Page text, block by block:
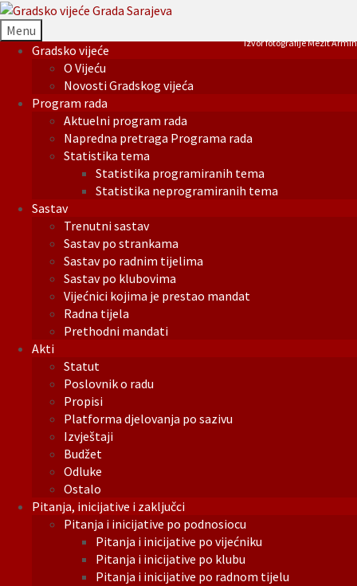
Menu
Gradsko vijeće
O Vijeću
Novosti Gradskog vijeća
Program rada
Aktuelni program rada
Napredna pretraga Programa rada
Statistika tema
Statistika programiranih tema
Statistika neprogramiranih tema
Sastav
Trenutni sastav
Sastav po strankama
Sastav po radnim tijelima
Sastav po klubovima
Vijećnici kojima je prestao mandat
Radna tijela
Prethodni mandati
Akti
Statut
Poslovnik o radu
Propisi
Platforma djelovanja po sazivu
Izvještaji
Budžet
Odluke
Ostalo
Pitanja, inicijative i zaključci
Pitanja i inicijative po podnosiocu
Pitanja i inicijative po vijećniku
Pitanja i inicijative po klubu
Pitanja i inicijative po radnom tijelu
Izvor fotografije Mezit Armin